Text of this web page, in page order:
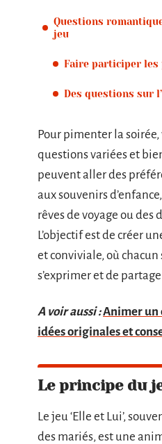
Questions
jeu
Faire participer les
Des questions sur
Pour pimenter la soirée,
questions variées et
peuvent aller des
aux souvenirs
rêves de voyage ou des
L’objectif est de créer
et conviviale, où chacun
s’exprimer et de
A voir aussi :Animer un
idées originales et
Le principe du
Le jeu ‘Elle et Lui’,
des mariés, est une